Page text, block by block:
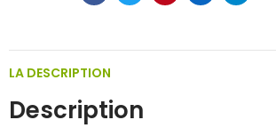
LA DESCRIPTION
Description